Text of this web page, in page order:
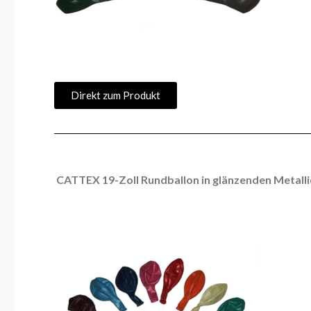
Direkt zum Produkt
CATTEX 19-Zoll Rundballon in glänzenden